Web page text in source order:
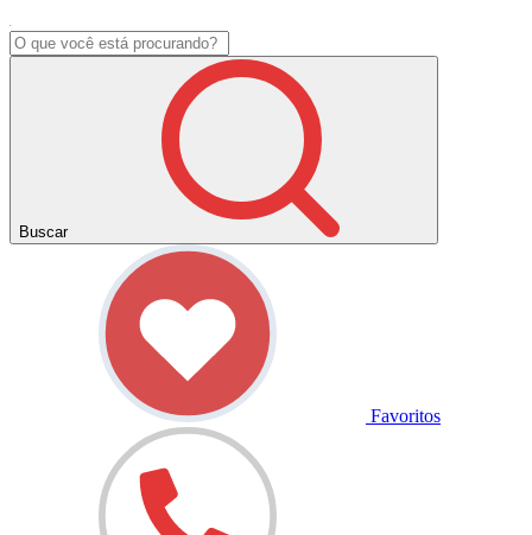
Buscar
Favoritos